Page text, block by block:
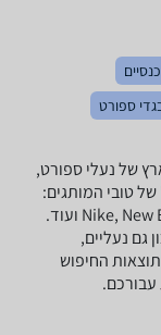
ספורט
בארץ של נעלי ספורט,
של טובי המותגים:
Nike, New Balance, Saucony, Blundstone, RedBack ועוד.
גם נעליים,
החיפוש
עבורכם.